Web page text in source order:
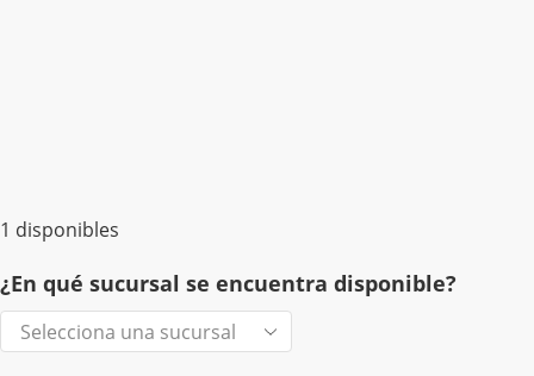
1 disponibles
¿En qué sucursal se encuentra disponible?